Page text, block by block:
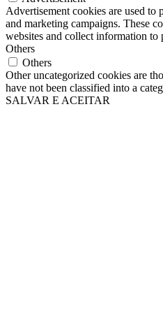
Advertisement cookies are used
and marketing campaigns. These
websites and collect information to
Others
Others
Other uncategorized cookies are
have not been classified into a
SALVAR E ACEITAR